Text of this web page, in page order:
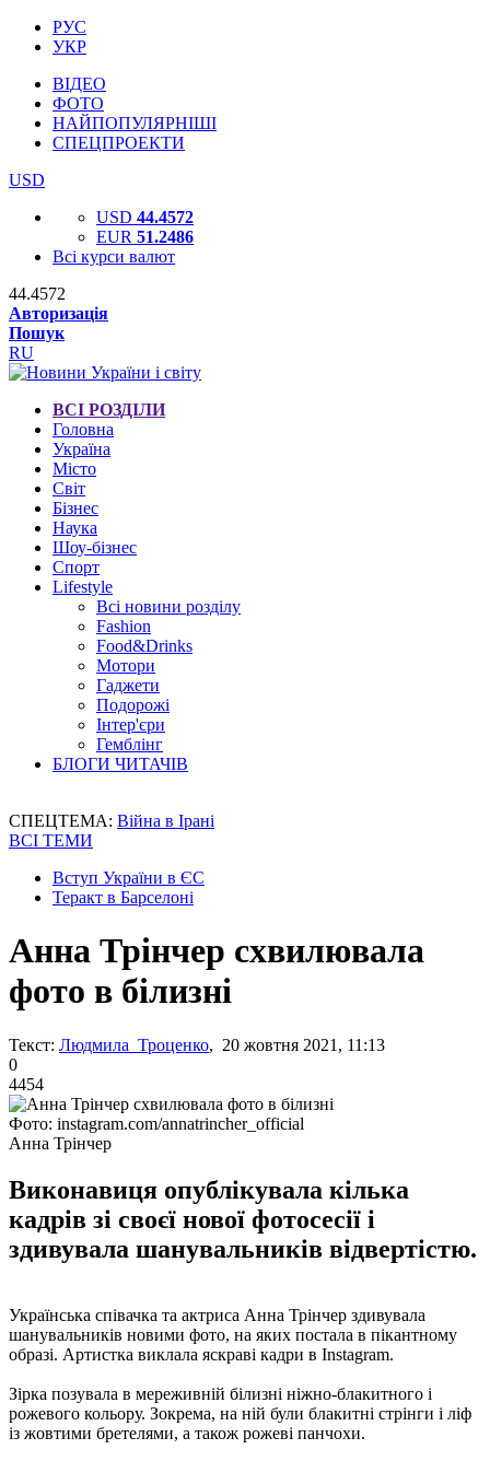
РУС
УКР
ВІДЕО
ФОТО
НАЙПОПУЛЯРНІШІ
СПЕЦПРОЕКТИ
USD
USD 44.4572
EUR 51.2486
Всі курси валют
44.4572
Авторизація
Пошук
RU
ВСІ РОЗДІЛИ
Головна
Україна
Місто
Світ
Бізнес
Наука
Шоу-бізнес
Спорт
Lifestyle
Всі новини розділу
Fashion
Food&Drinks
Мотори
Гаджети
Подорожі
Інтер'єри
Гемблінг
БЛОГИ ЧИТАЧІВ
СПЕЦТЕМА: Війна в Ірані
ВСІ ТЕМИ
Вступ України в ЄС
Теракт в Барселоні
Анна Трінчер схвилювала
фото в білизні
Текст: Людмила Троценко, 20 жовтня 2021, 11:13
0
4454
Фото: instagram.com/annatrincher_official
Анна Трінчер
Виконавиця опублікувала кілька
кадрів зі своєї нової фотосесії і
здивувала шанувальників відвертістю.
Українська співачка та актриса Анна Трінчер здивувала
шанувальників новими фото, на яких постала в пікантному
образі. Артистка виклала яскраві кадри в Instagram.
Зірка позувала в мереживній білизні ніжно-блакитного і
рожевого кольору. Зокрема, на ній були блакитні стрінги і ліф
із жовтими бретелями, а також рожеві панчохи.